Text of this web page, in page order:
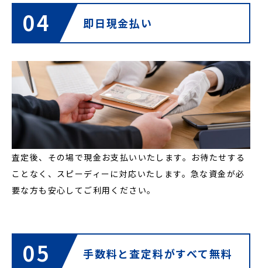
04 即日現金払い
査定後、その場で現金お支払いいたします。お待たせする
ことなく、スピーディーに対応いたします。急な資金が必
要な方も安心してご利用ください。
05 手数料と査定料がすべて無料